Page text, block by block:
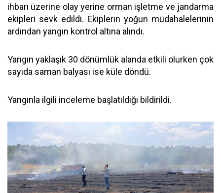
ihbarı üzerine olay yerine orman işletme ve jandarma
ekipleri sevk edildi. Ekiplerin yoğun müdahalelerinin
ardından yangın kontrol altına alındı.
Yangın yaklaşık 30 dönümlük alanda etkili olurken çok
sayıda saman balyası ise küle döndü.
Yangınla ilgili inceleme başlatıldığı bildirildi.